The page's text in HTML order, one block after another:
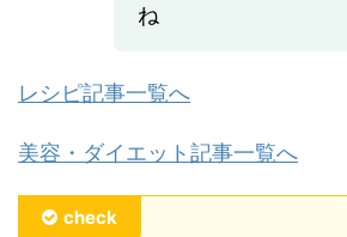
ね
レシピ記事一覧へ
美容・ダイエット記事一覧へ
check